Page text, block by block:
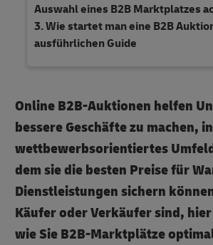
Auswahl eines B2B Marktplatzes
Wie startet man eine B2B
ausführlichen Guide
Online B2B-Auktionen helfen
bessere Geschäfte zu machen,
wettbewerbsorientiertes
dem sie die besten Preise für
Dienstleistungen sichern
Käufer oder Verkäufer sind,
wie Sie B2B-Marktplätze